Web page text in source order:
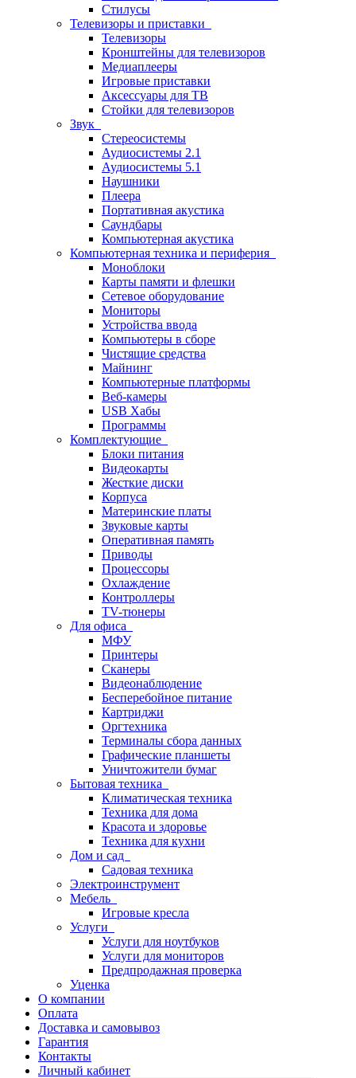
Стилусы
Телевизоры и приставки
Телевизоры
Кронштейны для телевизоров
Медиаплееры
Игровые приставки
Аксессуары для ТВ
Стойки для телевизоров
Звук
Стереосистемы
Аудиосистемы 2.1
Аудиосистемы 5.1
Наушники
Плеера
Портативная акустика
Саундбары
Компьютерная акустика
Компьютерная техника и периферия
Моноблоки
Карты памяти и флешки
Сетевое оборудование
Мониторы
Устройства ввода
Компьютеры в сборе
Чистящие средства
Майнинг
Компьютерные платформы
Веб-камеры
USB Хабы
Программы
Комплектующие
Блоки питания
Видеокарты
Жесткие диски
Корпуса
Материнские платы
Звуковые карты
Оперативная память
Приводы
Процессоры
Охлаждение
Контроллеры
TV-тюнеры
Для офиса
МФУ
Принтеры
Сканеры
Видеонаблюдение
Бесперебойное питание
Картриджи
Оргтехника
Терминалы сбора данных
Графические планшеты
Уничтожители бумаг
Бытовая техника
Климатическая техника
Техника для дома
Красота и здоровье
Техника для кухни
Дом и сад
Садовая техника
Электроинструмент
Мебель
Игровые кресла
Услуги
Услуги для ноутбуков
Услуги для мониторов
Предпродажная проверка
Уценка
О компании
Оплата
Доставка и самовывоз
Гарантия
Контакты
Личный кабинет